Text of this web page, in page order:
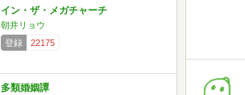
イン・ザ・メガチャーチ
朝井リョウ
登録
22175
多類婚姻譚